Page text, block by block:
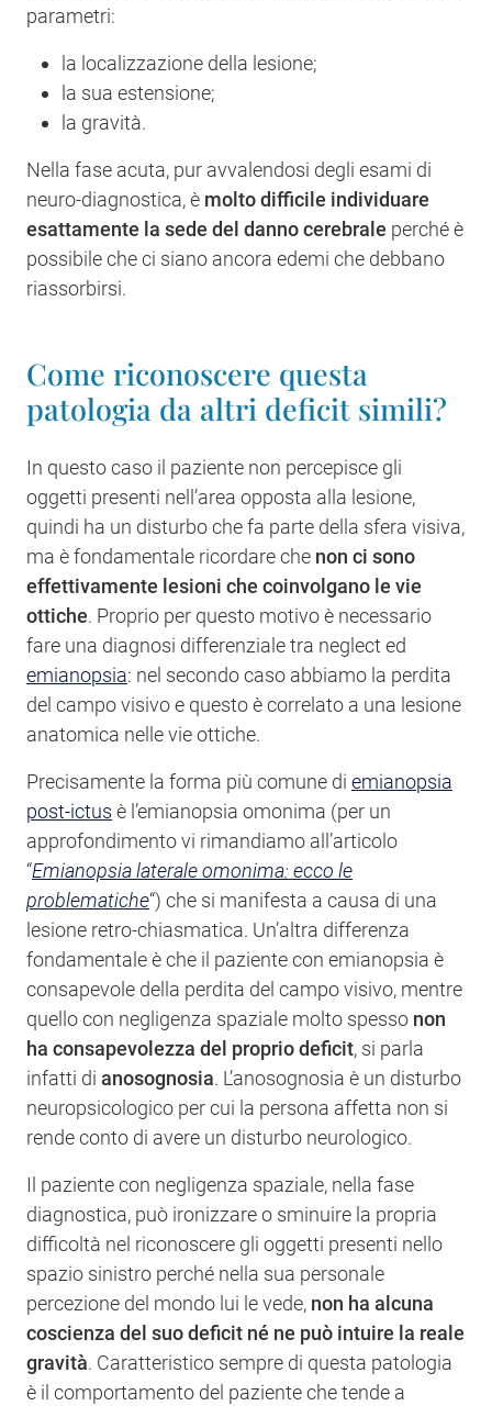
parametri:
la localizzazione della lesione;
la sua estensione;
la gravità.
Nella fase acuta, pur avvalendosi degli esami di
neuro-diagnostica, è molto difficile individuare
esattamente la sede del danno cerebrale perché è
possibile che ci siano ancora edemi che debbano
riassorbirsi.
Come riconoscere questa
patologia da altri deficit simili?
In questo caso il paziente non percepisce gli
oggetti presenti nell’area opposta alla lesione,
quindi ha un disturbo che fa parte della sfera visiva,
ma è fondamentale ricordare che non ci sono
effettivamente lesioni che coinvolgano le vie
ottiche. Proprio per questo motivo è necessario
fare una diagnosi differenziale tra neglect ed
emianopsia: nel secondo caso abbiamo la perdita
del campo visivo e questo è correlato a una lesione
anatomica nelle vie ottiche.
Precisamente la forma più comune di emianopsia
post-ictus è l’emianopsia omonima (per un
approfondimento vi rimandiamo all’articolo
“Emianopsia laterale omonima: ecco le
problematiche“) che si manifesta a causa di una
lesione retro-chiasmatica. Un’altra differenza
fondamentale è che il paziente con emianopsia è
consapevole della perdita del campo visivo, mentre
quello con negligenza spaziale molto spesso non
ha consapevolezza del proprio deficit, si parla
infatti di anosognosia. L’anosognosia è un disturbo
neuropsicologico per cui la persona affetta non si
rende conto di avere un disturbo neurologico.
Il paziente con negligenza spaziale, nella fase
diagnostica, può ironizzare o sminuire la propria
difficoltà nel riconoscere gli oggetti presenti nello
spazio sinistro perché nella sua personale
percezione del mondo lui le vede, non ha alcuna
coscienza del suo deficit né ne può intuire la reale
gravità. Caratteristico sempre di questa patologia
è il comportamento del paziente che tende a